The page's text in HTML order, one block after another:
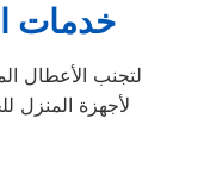
خدمات
لتجنب الأعطال
لأجهزة المنزل